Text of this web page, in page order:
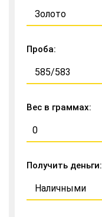
Проба:
Вес в граммах:
Получить деньги: